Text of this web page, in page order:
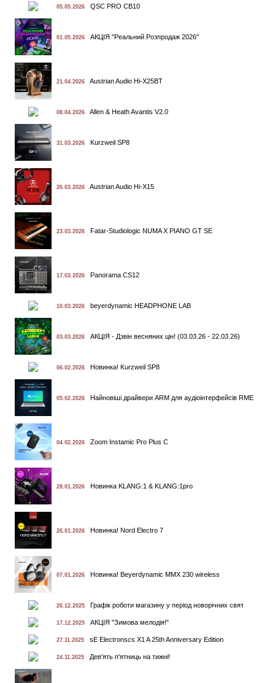
05.05.2026 QSC PRO CB10
01.05.2026 АКЦІЯ "Реальний Розпродаж 2026"
21.04.2026 Austrian Audio Hi-X25BT
08.04.2026 Allen & Heath Avantis V2.0
31.03.2026 Kurzweil SP8
26.03.2026 Austrian Audio Hi-X15
23.03.2026 Fatar-Studiologic NUMA X PIANO GT SE
17.03.2026 Panorama CS12
10.03.2026 beyerdynamic HEADPHONE LAB
03.03.2026 АКЦІЯ - Дзвін весняних цін! (03.03.26 - 22.03.26)
06.02.2026 Новинка! Kurzweil SP8
05.02.2026 Найновіші драйвери ARM для аудіоінтерфейсів RME
04.02.2026 Zoom Instamic Pro Plus C
28.01.2026 Новинка KLANG:1 & KLANG:1pro
26.01.2026 Новинка! Nord Electro 7
07.01.2026 Новинка! Beyerdynamic MMX 230 wireless
26.12.2025 Графік роботи магазину у період новорічних свят
17.12.2025 АКЦІЯ "Зимова мелодія!"
27.11.2025 sE Electronscs X1 A 25th Anniversary Edition
24.11.2025 Дев'ять п'ятниць на тижні!